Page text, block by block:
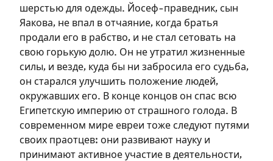
шерстью для одежды. Йосеф-праведник, сын
Яакова, не впал в отчаяние, когда братья
продали его в рабство, и не стал сетовать на
свою горькую долю. Он не утратил жизненные
силы, и везде, куда бы ни забросила его судьба,
он старался улучшить положение людей,
окружавших его. В конце концов он спас всю
Египетскую империю от страшного голода. В
современном мире евреи тоже следуют путями
своих праотцев: они развивают науку и
принимают активное участие в деятельности,